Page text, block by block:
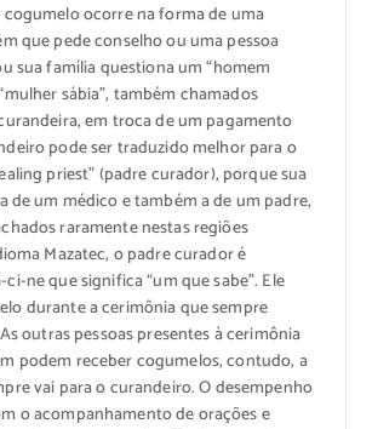
ocorre na forma de uma
que pede conselho ou uma pessoa
sua família questiona um “homem
sábia”, também chamados
em troca de um pagamento
pode ser traduzido melhor para o
priest” (padre curador), porque sua
de um médico e também a de um padre,
raramente nestas regiões
Mazatec, o padre curador é
ne que significa “um que sabe”. Ele
durante a cerimônia que sempre
outras pessoas presentes à cerimônia
podem receber cogumelos, contudo, a
vai para o curandeiro. O desempenho
o acompanhamento de orações e